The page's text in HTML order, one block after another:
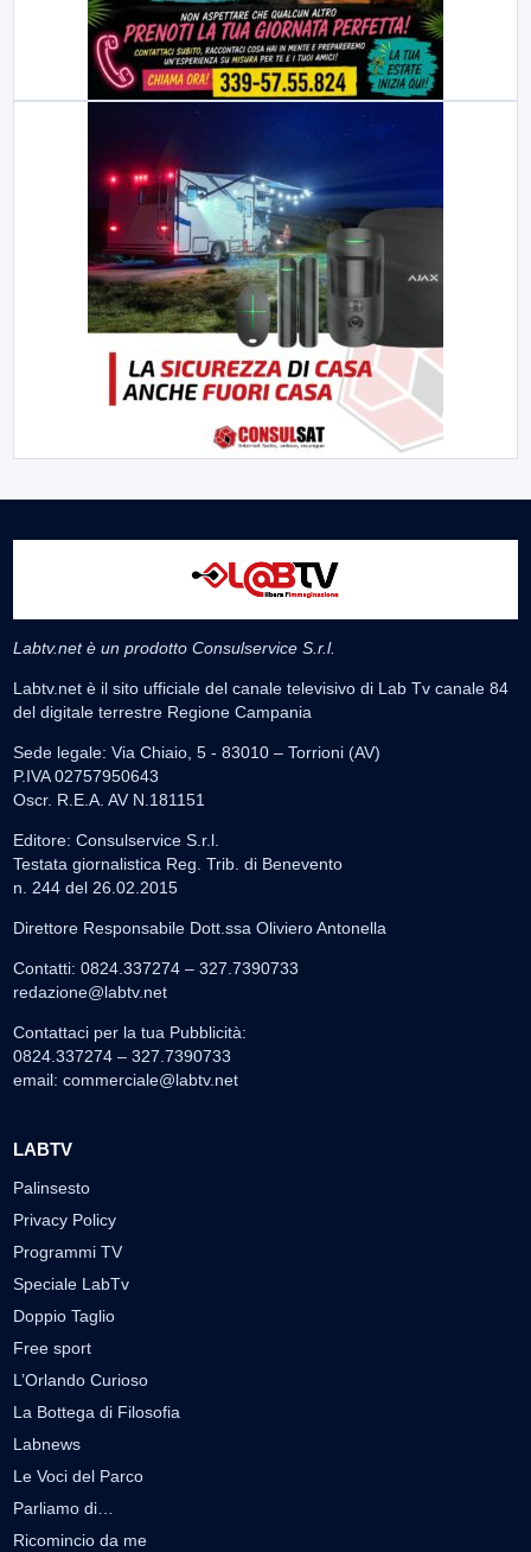
Labtv.net è un prodotto Consulservice S.r.l.
Labtv.net è il sito ufficiale del canale televisivo di Lab Tv canale 84
del digitale terrestre Regione Campania
Sede legale: Via Chiaio, 5 - 83010 – Torrioni (AV)
P.IVA 02757950643
Oscr. R.E.A. AV N.181151
Editore: Consulservice S.r.l.
Testata giornalistica Reg. Trib. di Benevento
n. 244 del 26.02.2015
Direttore Responsabile Dott.ssa Oliviero Antonella
Contatti: 0824.337274 – 327.7390733
redazione@labtv.net
Contattaci per la tua Pubblicità:
0824.337274 – 327.7390733
email: commerciale@labtv.net
LABTV
Palinsesto
Privacy Policy
Programmi TV
Speciale LabTv
Doppio Taglio
Free sport
L’Orlando Curioso
La Bottega di Filosofia
Labnews
Le Voci del Parco
Parliamo di…
Ricomincio da me